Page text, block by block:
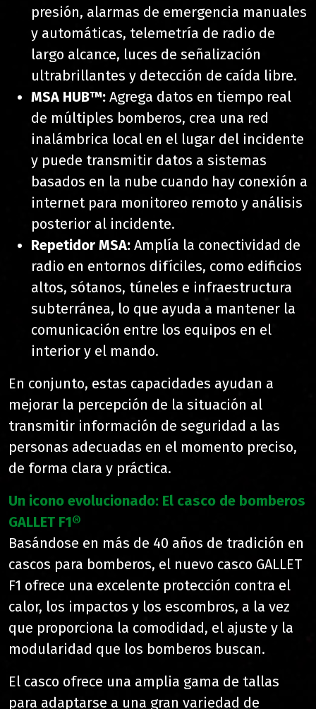
presión, alarmas de emergencia manuales
y automáticas, telemetría de radio de
largo alcance, luces de señalización
ultrabrillantes y detección de caída libre.
MSA HUB™: Agrega datos en tiempo real
de múltiples bomberos, crea una red
inalámbrica local en el lugar del incidente
y puede transmitir datos a sistemas
basados en la nube cuando hay conexión a
internet para monitoreo remoto y análisis
posterior al incidente.
Repetidor MSA: Amplía la conectividad de
radio en entornos difíciles, como edificios
altos, sótanos, túneles e infraestructura
subterránea, lo que ayuda a mantener la
comunicación entre los equipos en el
interior y el mando.
En conjunto, estas capacidades ayudan a
mejorar la percepción de la situación al
transmitir información de seguridad a las
personas adecuadas en el momento preciso,
de forma clara y práctica.
Un icono evolucionado: El casco de bomberos
GALLET F1®
Basándose en más de 40 años de tradición en
cascos para bomberos, el nuevo casco GALLET
F1 ofrece una excelente protección contra el
calor, los impactos y los escombros, a la vez
que proporciona la comodidad, el ajuste y la
modularidad que los bomberos buscan.
El casco ofrece una amplia gama de tallas
para adaptarse a una gran variedad de